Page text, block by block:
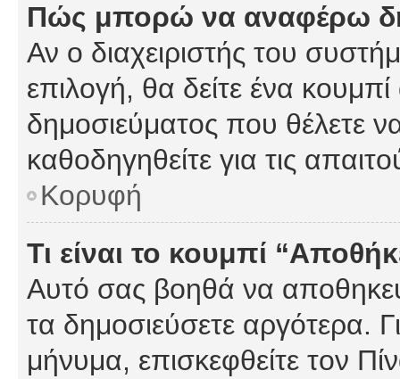
Πώς μπορώ να αναφέρω
Αν ο διαχειριστής του
επιλογή, θα δείτε ένα
δημοσιεύματος που θέλετε
καθοδηγηθείτε για τις
Κορυφή
Τι είναι το κουμπί
Αυτό σας βοηθά να
τα δημοσιεύσετε αργότερα.
μήνυμα, επισκεφθείτε τον